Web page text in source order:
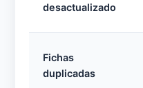
desactualizado
Fichas
duplicadas